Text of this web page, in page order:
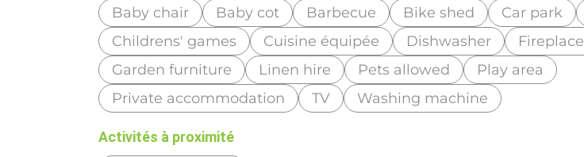
Baby chair Baby cot Barbecue Bike shed Car park
Childrens' games
Cuisine équipée Dishwasher Fireplace
Garden furniture
Linen hire Pets allowed
Play area
Private accommodation
TV Washing machine
Activités à proximité